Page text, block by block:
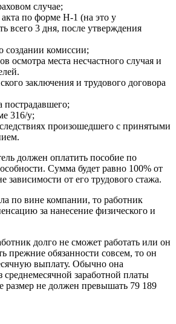
случае;
по форме Н-1 (на это у
всего 3 дня, после утверждения
создании комиссии;
осмотра места несчастного случая и
заключения и трудового договора
316/у;
произошедшего с принятыми
должен оплатить пособие по
Сумма будет равно 100% от
зависимости от его трудового стажа.
по вине компании, то работник
за нанесение физического и
долго не сможет работать или он
прежние обязанности совсем, то он
выплату. Обычно она
среднемесячной заработной платы
размер не должен превышать 79 189